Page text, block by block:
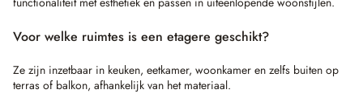
Voor welke ruimtes is een etagere geschikt?
Ze zijn inzetbaar in keuken, eetkamer, woonkamer en zelfs buiten op
terras of balkon, afhankelijk van het materiaal.